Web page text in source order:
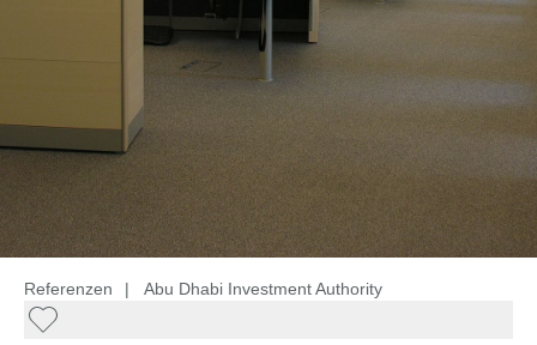
Referenzen | Abu Dhabi Investment Authority